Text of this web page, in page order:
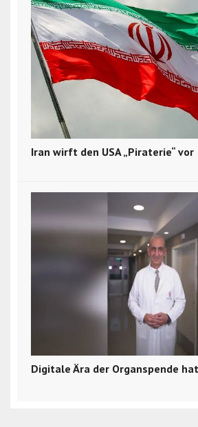
Iran wirft den USA „Piraterie“ vor
Digitale Ära der Organspende